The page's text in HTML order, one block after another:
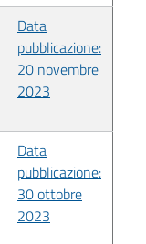
Data
pubblicazione:
20 novembre
2023
Data
pubblicazione:
30 ottobre
2023